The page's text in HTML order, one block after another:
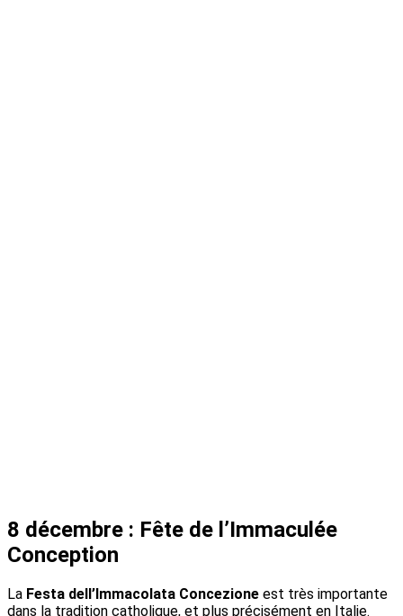
8 décembre : Fête de l’Immaculée
Conception
La Festa dell’Immacolata Concezione est très importante
dans la tradition catholique, et plus précisément en Italie.